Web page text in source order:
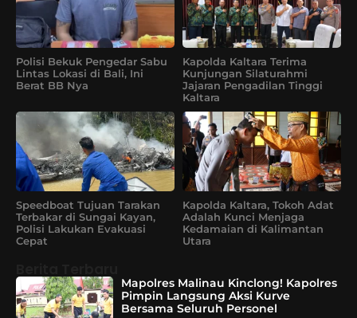
Polisi Bekuk Pengedar Sabu
Lintas Lokasi di Bali, Ini
Berat BB Nya
Kapolda Kaltara Terima
Kunjungan Silaturahmi
Jajaran Pengadilan Tinggi
Kaltara
Speedboat Tujuan Tarakan
Terbakar di Sungai Kayan,
Polisi Lakukan Evakuasi
Cepat
Kapolda Kaltara, Tokoh Adat
Adalah Kunci Menjaga
Kedamaian di Kalimantan
Utara
Mapolres Malinau Kinclong! Kapolres
Pimpin Langsung Aksi Kurve
Bersama Seluruh Personel